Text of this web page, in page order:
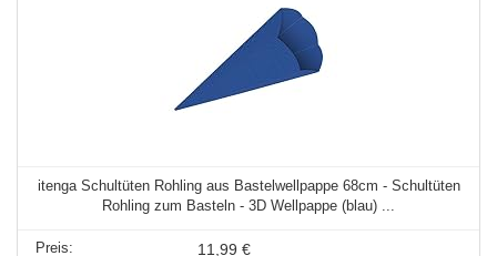
itenga Schultüten Rohling aus Bastelwellpappe 68cm - Schultüten
Rohling zum Basteln - 3D Wellpappe (blau) ...
11,99 €